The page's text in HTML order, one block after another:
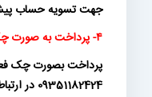
جهت تسویه حساب پیش
۴- پرداخت به صورت چک
09351182424 در ارتباط باشید.